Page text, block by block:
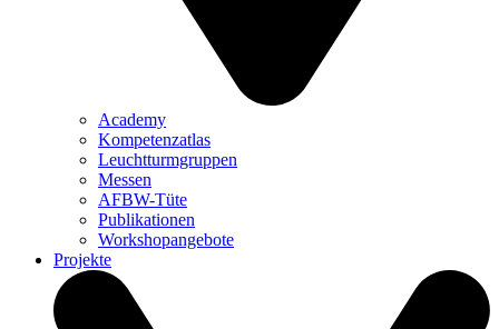
Academy
Kompetenzatlas
Leuchtturm­gruppen
Messen
AFBW-Tüte
Publikationen
Workshopangebote
Projekte